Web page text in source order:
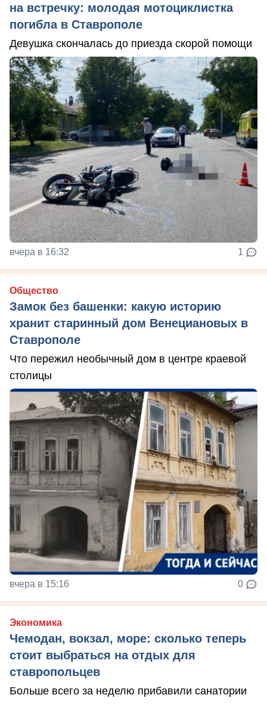
на встречку: молодая мотоциклистка
погибла в Ставрополе
Девушка скончалась до приезда скорой помощи
вчера в 16:32 1
Общество
Замок без башенки: какую историю
хранит старинный дом Венециановых в
Ставрополе
Что пережил необычный дом в центре краевой
столицы
вчера в 15:16 0
Экономика
Чемодан, вокзал, море: сколько теперь
стоит выбраться на отдых для
ставропольцев
Больше всего за неделю прибавили санатории